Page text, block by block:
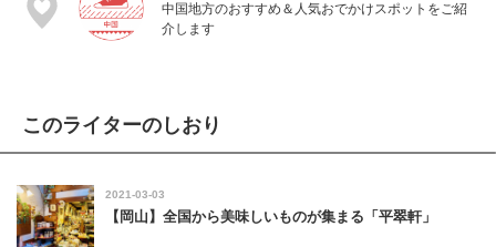
中国地方のおすすめ＆人気おでかけスポットをご紹
介します
このライターのしおり
2021-03-03
【岡山】全国から美味しいものが集まる「平翠軒」